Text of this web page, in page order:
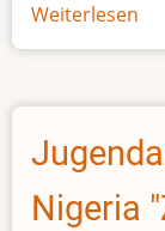
Weiterlesen
Nigeria